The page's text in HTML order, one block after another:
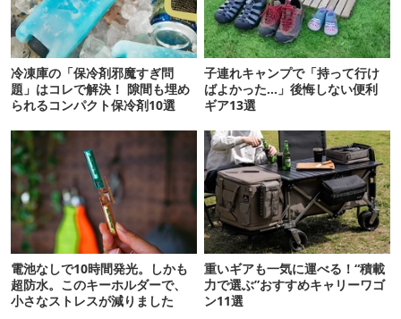
冷凍庫の「保冷剤邪魔すぎ問
題」はコレで解決！ 隙間も埋め
られるコンパクト保冷剤10選
子連れキャンプで「持って行け
ばよかった…」後悔しない便利
ギア13選
電池なしで10時間発光。しかも
超防水。このキーホルダーで、
小さなストレスが減りました
重いギアも一気に運べる！“積載
力で選ぶ”おすすめキャリーワゴ
ン11選